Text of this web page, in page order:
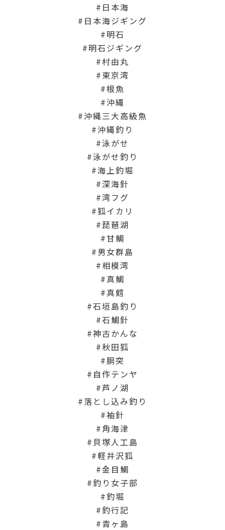
日本海
日本海ジギング
明石
明石ジギング
村由丸
東京湾
根魚
沖縄
沖縄三大高級魚
沖縄釣り
泳がせ
泳がせ釣り
海上釣堀
深海針
湾フグ
狐イカリ
琵琶湖
甘鯛
男女群島
相模湾
真鯛
真鱈
石垣島釣り
石鯛針
神古かんな
秋田狐
胴突
自作テンヤ
芦ノ湖
落とし込み釣り
袖針
角海津
貝塚人工島
軽井沢狐
金目鯛
釣り女子部
釣堀
釣行記
青ヶ島